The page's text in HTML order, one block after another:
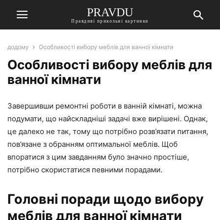
PRAVDU
Правдиві прикольні картинки
додому Особливості вибору меблів для ванної кімнати
Особливості вибору меблів для
ванної кімнати
Завершивши ремонтні роботи в ванній кімнаті, можна
подумати, що найскладніші задачі вже вирішені. Однак,
це далеко не так, тому що потрібно розв’язати питання,
пов’язане з обранням оптимальної меблів. Щоб
впоратися з цим завданням було значно простіше,
потрібно скористатися певними порадами.
Головні поради щодо вибору
меблів для ванної кімнати